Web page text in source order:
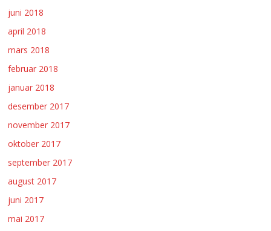
juni 2018
april 2018
mars 2018
februar 2018
januar 2018
desember 2017
november 2017
oktober 2017
september 2017
august 2017
juni 2017
mai 2017